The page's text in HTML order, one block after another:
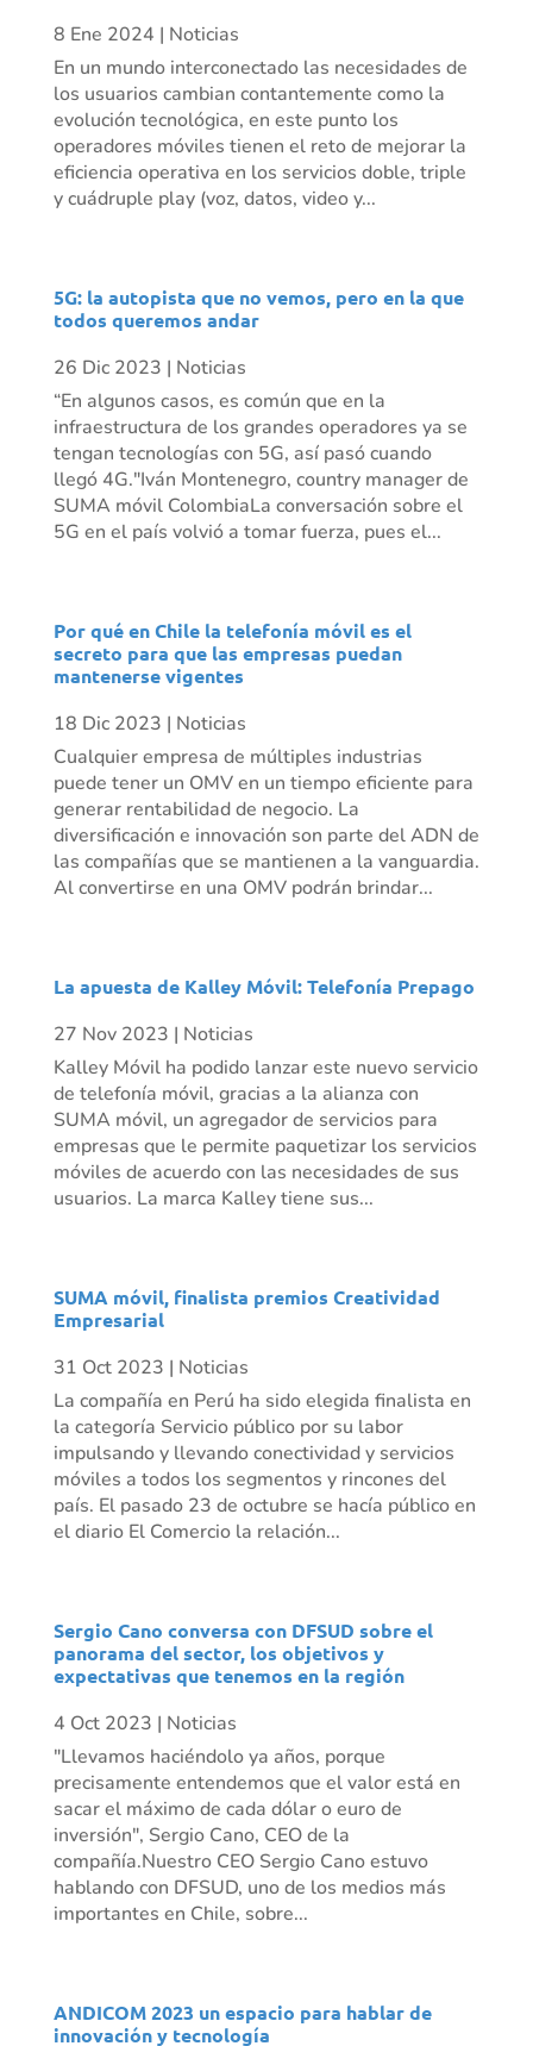
8 Ene 2024 | Noticias
En un mundo interconectado las necesidades de
los usuarios cambian contantemente como la
evolución tecnológica, en este punto los
operadores móviles tienen el reto de mejorar la
eficiencia operativa en los servicios doble, triple
y cuádruple play (voz, datos, video y...
5G: la autopista que no vemos, pero en la que
todos queremos andar
26 Dic 2023 | Noticias
“En algunos casos, es común que en la
infraestructura de los grandes operadores ya se
tengan tecnologías con 5G, así pasó cuando
llegó 4G."Iván Montenegro, country manager de
SUMA móvil ColombiaLa conversación sobre el
5G en el país volvió a tomar fuerza, pues el...
Por qué en Chile la telefonía móvil es el
secreto para que las empresas puedan
mantenerse vigentes
18 Dic 2023 | Noticias
Cualquier empresa de múltiples industrias
puede tener un OMV en un tiempo eficiente para
generar rentabilidad de negocio. La
diversificación e innovación son parte del ADN de
las compañías que se mantienen a la vanguardia.
Al convertirse en una OMV podrán brindar...
La apuesta de Kalley Móvil: Telefonía Prepago
27 Nov 2023 | Noticias
Kalley Móvil ha podido lanzar este nuevo servicio
de telefonía móvil, gracias a la alianza con
SUMA móvil, un agregador de servicios para
empresas que le permite paquetizar los servicios
móviles de acuerdo con las necesidades de sus
usuarios. La marca Kalley tiene sus...
SUMA móvil, finalista premios Creatividad
Empresarial
31 Oct 2023 | Noticias
La compañía en Perú ha sido elegida finalista en
la categoría Servicio público por su labor
impulsando y llevando conectividad y servicios
móviles a todos los segmentos y rincones del
país. El pasado 23 de octubre se hacía público en
el diario El Comercio la relación...
Sergio Cano conversa con DFSUD sobre el
panorama del sector, los objetivos y
expectativas que tenemos en la región
4 Oct 2023 | Noticias
"Llevamos haciéndolo ya años, porque
precisamente entendemos que el valor está en
sacar el máximo de cada dólar o euro de
inversión", Sergio Cano, CEO de la
compañía.Nuestro CEO Sergio Cano estuvo
hablando con DFSUD, uno de los medios más
importantes en Chile, sobre...
ANDICOM 2023 un espacio para hablar de
innovación y tecnología